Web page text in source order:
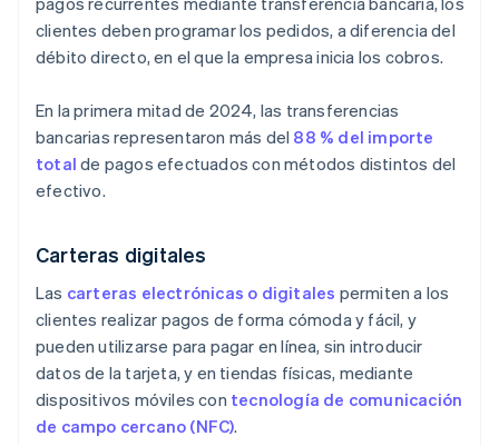
clientes deben programar los pedidos, a diferencia del
débito directo, en el que la empresa inicia los cobros.
En la primera mitad de 2024, las transferencias
bancarias representaron más del 88 % del importe
total de pagos efectuados con métodos distintos del
efectivo.
Carteras digitales
Las carteras electrónicas o digitales permiten a los
clientes realizar pagos de forma cómoda y fácil, y
pueden utilizarse para pagar en línea, sin introducir
datos de la tarjeta, y en tiendas físicas, mediante
dispositivos móviles con tecnología de comunicación
de campo cercano (NFC).